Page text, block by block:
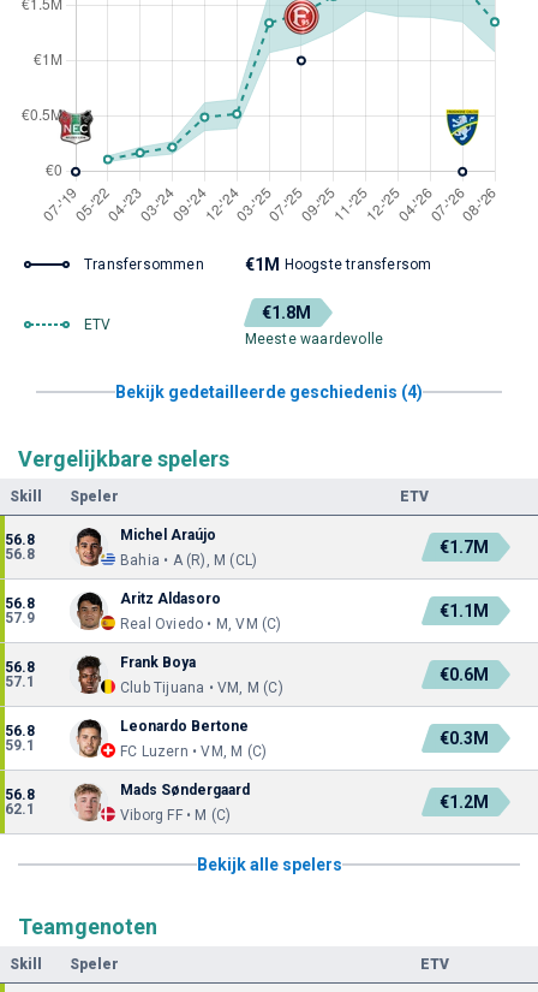
Transfersommen €1M Hoogste transfersom
ETV
€1.8M
Meeste waardevolle
Bekijk gedetailleerde geschiedenis (4)
Vergelijkbare spelers
Skill Speler ETV
56.8
56.8
Michel Araújo
Bahia • A (R), M (CL)
€1.7M
56.8
57.9
Aritz Aldasoro
Real Oviedo • M, VM (C)
€1.1M
56.8
57.1
Frank Boya
Club Tijuana • VM, M (C)
€0.6M
56.8
59.1
Leonardo Bertone
FC Luzern • VM, M (C)
€0.3M
56.8
62.1
Mads Søndergaard
Viborg FF • M (C)
€1.2M
Bekijk alle spelers
Teamgenoten
Skill Speler ETV